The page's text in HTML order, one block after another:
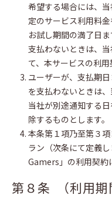
希望する場合には、
定のサービス利用料
お試し期間の満了日
支払わないときは、
て、本サービスの利用
ユーザーが、支払期
を支払わないときは
当社が別途通知する
除するものとします。
本条第１項乃至第３
ラン（次条にて定義
Gamers」の利用契約
第８条 （利用期